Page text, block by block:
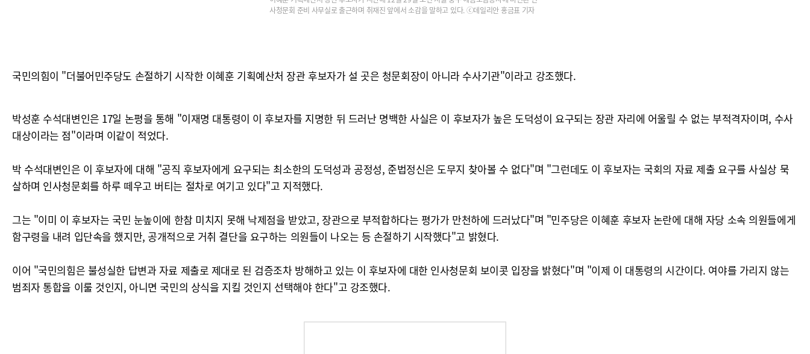
사청문회 준비 사무실로 출근하며 취재진 앞에서 소감을 말하고 있다. ⓒ데일리안 홍금표 기자
국민의힘이 "더불어민주당도 손절하기 시작한 이혜훈 기획예산처 장관 후보자가 설 곳은 청문회장이 아니라 수사기관"이라고 강조했다.
박성훈 수석대변인은 17일 논평을 통해 "이재명 대통령이 이 후보자를 지명한 뒤 드러난 명백한 사실은 이 후보자가 높은 도덕성이 요구되는 장관 자리에 어울릴 수 없는 부적격자이며, 수사
대상이라는 점"이라며 이같이 적었다.
박 수석대변인은 이 후보자에 대해 "공직 후보자에게 요구되는 최소한의 도덕성과 공정성, 준법정신은 도무지 찾아볼 수 없다"며 "그런데도 이 후보자는 국회의 자료 제출 요구를 사실상 묵
살하며 인사청문회를 하루 떼우고 버티는 절차로 여기고 있다"고 지적했다.
그는 "이미 이 후보자는 국민 눈높이에 한참 미치지 못해 낙제점을 받았고, 장관으로 부적합하다는 평가가 만천하에 드러났다"며 "민주당은 이혜훈 후보자 논란에 대해 자당 소속 의원들에게
함구령을 내려 입단속을 했지만, 공개적으로 거취 결단을 요구하는 의원들이 나오는 등 손절하기 시작했다"고 밝혔다.
이어 "국민의힘은 불성실한 답변과 자료 제출로 제대로 된 검증조차 방해하고 있는 이 후보자에 대한 인사청문회 보이콧 입장을 밝혔다"며 "이제 이 대통령의 시간이다. 여야를 가리지 않는
범죄자 통합을 이룰 것인지, 아니면 국민의 상식을 지킬 것인지 선택해야 한다"고 강조했다.